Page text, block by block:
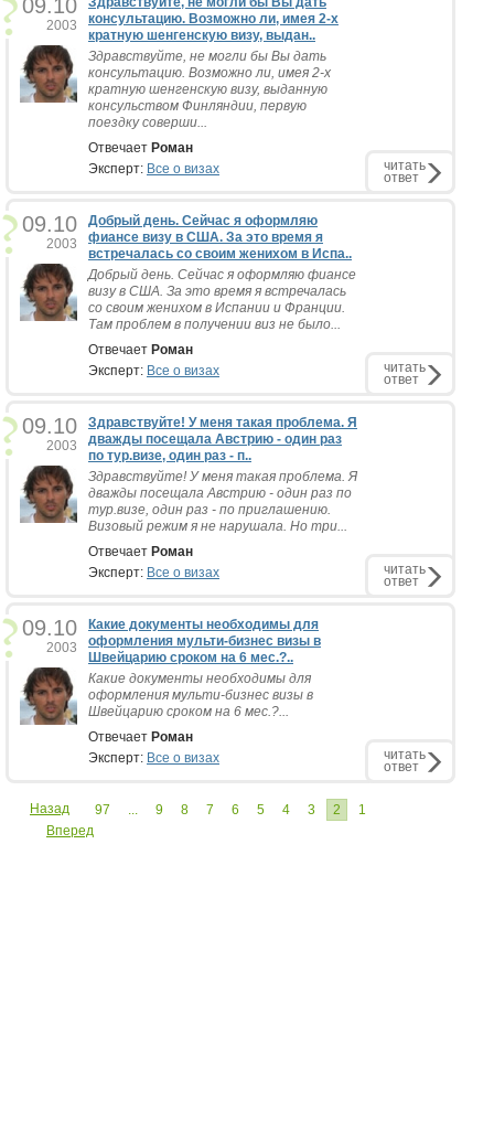
09.10
2003
консультацию. Возможно ли, имея 2-х
кратную шенгенскую визу, выдан..
Здравствуйте, не могли бы Вы дать
консультацию. Возможно ли, имея 2-х
кратную шенгенскую визу, выданную
консульством Финляндии, первую
поездку соверши...
Отвечает Роман
Эксперт: Все о визах читать
ответ
09.10
2003
Добрый день. Сейчас я оформляю
фиансе визу в США. За это время я
встречалась со своим женихом в Испа..
Добрый день. Сейчас я оформляю фиансе
визу в США. За это время я встречалась
со своим женихом в Испании и Франции.
Там проблем в получении виз не было...
Отвечает Роман
Эксперт: Все о визах читать
ответ
09.10
2003
Здравствуйте! У меня такая проблема. Я
дважды посещала Австрию - один раз
по тур.визе, один раз - п..
Здравствуйте! У меня такая проблема. Я
дважды посещала Австрию - один раз по
тур.визе, один раз - по приглашению.
Визовый режим я не нарушала. Но три...
Отвечает Роман
Эксперт: Все о визах читать
ответ
09.10
2003
Какие документы необходимы для
оформления мульти-бизнес визы в
Швейцарию сроком на 6 мес.?..
Какие документы необходимы для
оформления мульти-бизнес визы в
Швейцарию сроком на 6 мес.?...
Отвечает Роман
Эксперт: Все о визах читать
ответ
Назад 97 ... 9 8 7 6 5 4 3 2
1
Вперед